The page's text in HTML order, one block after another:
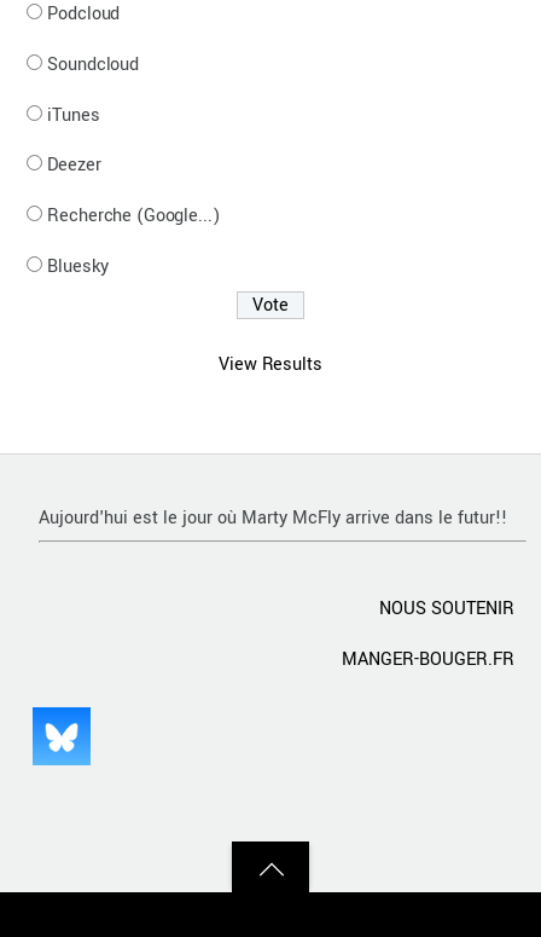
Podcloud
Soundcloud
iTunes
Deezer
Recherche (Google...)
Bluesky
View Results
Aujourd'hui est le jour où Marty McFly arrive dans le futur!!
NOUS SOUTENIR
MANGER-BOUGER.FR
Back